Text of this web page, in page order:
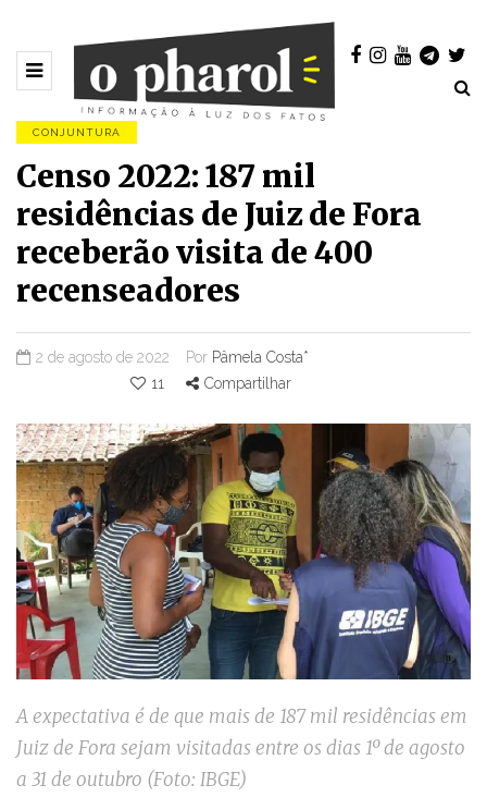
CONJUNTURA
Censo 2022: 187 mil
residências de Juiz de Fora
receberão visita de 400
recenseadores
2 de agosto de 2022 Por Pâmela Costa*
11
Compartilhar
A expectativa é de que mais de 187 mil residências em
Juiz de Fora sejam visitadas entre os dias 1º de agosto
a 31 de outubro (Foto: IBGE)